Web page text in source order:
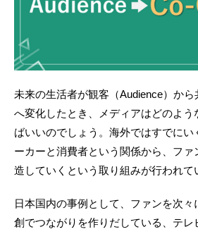
未来の生活者が観客（Audience）から
へ変化したとき、メディアはどのよう
ばいいのでしょう。海外ではすでにい
ーカーと消費者という関係から、ファ
造していくという取り組みが行われて
日本国内の事例として、ファンを次
創でつながりを作りだしている、テレ